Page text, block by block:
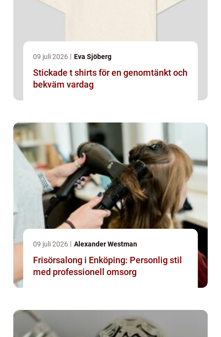
09 juli 2026 Eva Sjöberg
Stickade t shirts för en genomtänkt och
bekväm vardag
09 juli 2026 Alexander Westman
Frisörsalong i Enköping: Personlig stil
med professionell omsorg